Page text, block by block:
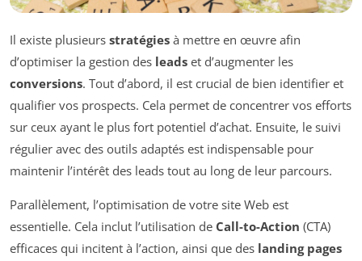
Il existe plusieurs stratégies à mettre en œuvre afin
d’optimiser la gestion des leads et d’augmenter les
conversions. Tout d’abord, il est crucial de bien identifier et
qualifier vos prospects. Cela permet de concentrer vos efforts
sur ceux ayant le plus fort potentiel d’achat. Ensuite, le suivi
régulier avec des outils adaptés est indispensable pour
maintenir l’intérêt des leads tout au long de leur parcours.
Parallèlement, l’optimisation de votre site Web est
essentielle. Cela inclut l’utilisation de Call-to-Action (CTA)
efficaces qui incitent à l’action, ainsi que des landing pages